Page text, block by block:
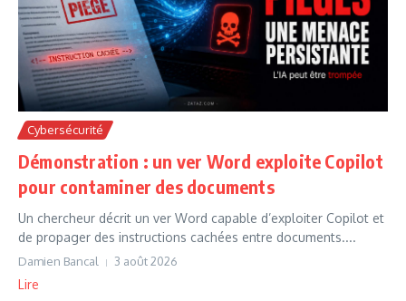
Cybersécurité
Démonstration : un ver Word exploite Copilot
pour contaminer des documents
Un chercheur décrit un ver Word capable d’exploiter Copilot et
de propager des instructions cachées entre documents....
Damien Bancal 3 août 2026
Lire